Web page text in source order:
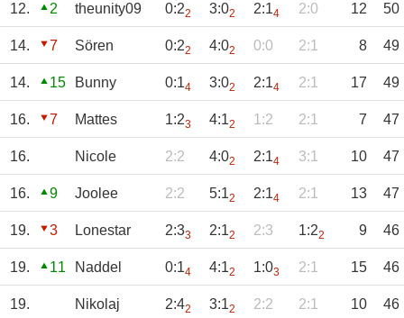
12. 2 theunity09 0:22 3:02 2:14 2:0 12 50
14. 7 Sören 0:22 4:02 0:0 2:1 8 49
14. 15 Bunny 0:14 3:02 2:14 2:1 17 49
16. 7 Mattes 1:23 4:12 1:2 2:1 7 47
16. Nicole 2:2 4:02 2:14 3:1 10 47
16. 9 Joolee 2:2 5:12 2:14 2:1 13 47
19. 3 Lonestar 2:33 2:12 2:3 1:22 9 46
19. 11 Naddel 0:14 4:12 1:03 2:1 15 46
19. Nikolaj 2:42 3:12 2:2 2:1 10 46